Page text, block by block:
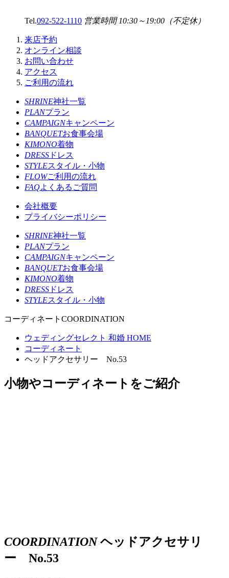
Tel.092-522-1110 営業時間 10:30～19:00（不定休）
来店予約
オンライン相談
お問い合わせ
アクセス
ご利用の流れ
SHRINE神社一覧
PLANプラン
CAMPAIGNキャンペーン
BANQUETお食事会場
KIMONO着物
DRESS ドレス
STYLEスタイル・小物
FLOWご利用の流れ
FAQよくあるご質問
会社概要
プライバシーポリシー
SHRINE神社一覧
PLANプラン
CAMPAIGNキャンペーン
BANQUETお食事会場
KIMONO着物
DRESS ドレス
STYLEスタイル・小物
コーディネート COORDINATION
ウェディングセレクト 和婚 HOME
コーディネート
ヘッドアクセサリー No.53
小物やコーディネートをご紹介
COORDINATION ヘッドアクセサリ
ー No.53